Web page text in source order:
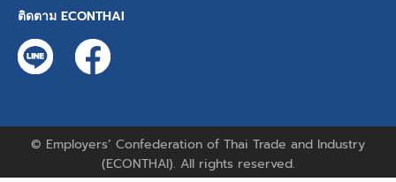
ติดตาม ECONTHAI
© Employers’ Confederation of Thai Trade and Industry
(ECONTHAI). All rights reserved.